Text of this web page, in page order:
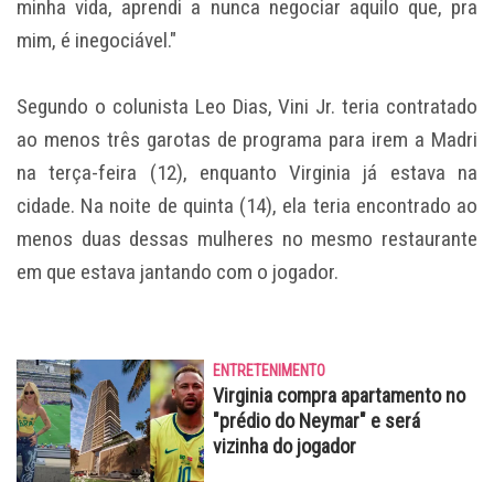
minha vida, aprendi a nunca negociar aquilo que, pra
mim, é inegociável."
Segundo o colunista Leo Dias, Vini Jr. teria contratado
ao menos três garotas de programa para irem a Madri
na terça-feira (12), enquanto Virginia já estava na
cidade. Na noite de quinta (14), ela teria encontrado ao
menos duas dessas mulheres no mesmo restaurante
em que estava jantando com o jogador.
ENTRETENIMENTO
Virginia compra apartamento no
"prédio do Neymar" e será
vizinha do jogador